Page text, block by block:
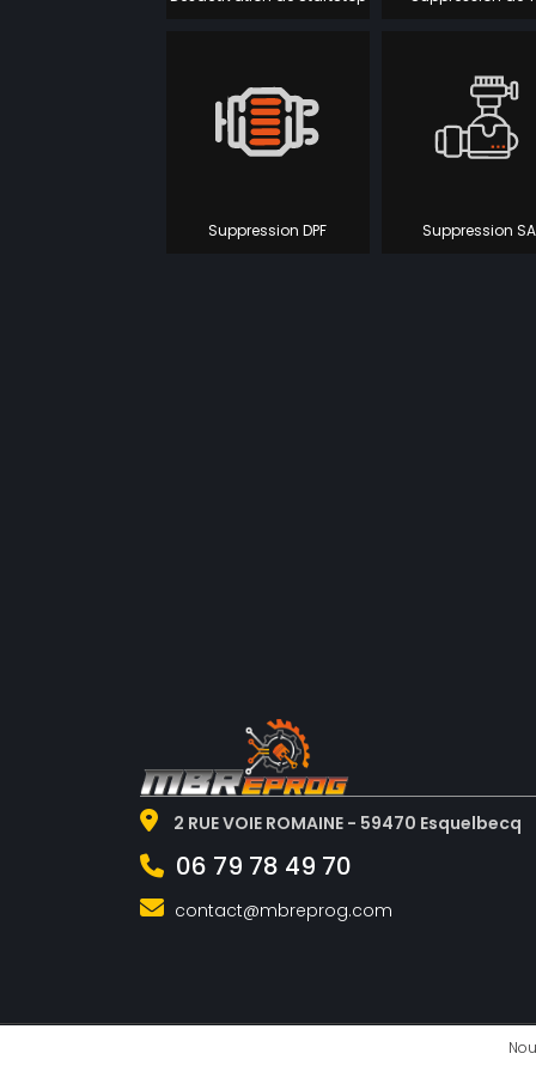
Suppression DPF Suppression
2 RUE VOIE ROMAINE - 59470 Esquelbecq
06 79 78 49 70
contact@mbreprog.com